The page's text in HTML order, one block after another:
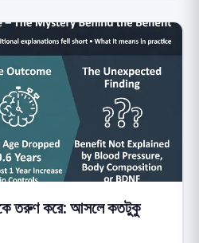
তরুণ করে: আসলে কতটুকু